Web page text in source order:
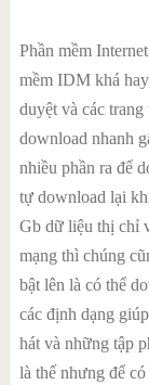
Phần mềm
mềm IDM khá
duyệt và các
download nhanh
nhiều phần ra để
tự download lại
Gb dữ liệu thị chỉ
mạng thì chúng
bật lên là có thể
các định dạng
hát và những tập
là thế nhưng để